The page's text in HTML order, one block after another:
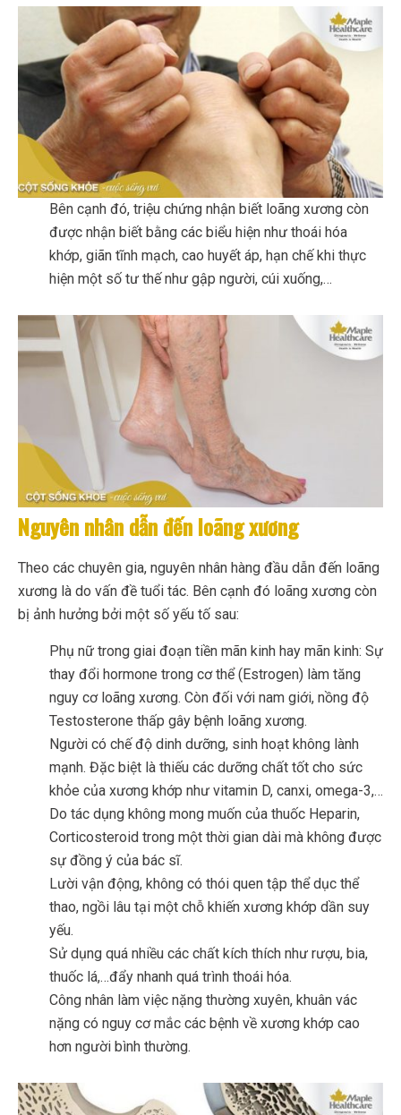
Bên cạnh đó, triệu chứng nhận biết loãng xương còn
được nhận biết bằng các biểu hiện như thoái hóa
khớp, giãn tĩnh mạch, cao huyết áp, hạn chế khi thực
hiện một số tư thế như gập người, cúi xuống,…
Nguyên nhân dẫn đến loãng xương
Theo các chuyên gia, nguyên nhân hàng đầu dẫn đến loãng
xương là do vấn đề tuổi tác. Bên cạnh đó loãng xương còn
bị ảnh hưởng bởi một số yếu tố sau:
Phụ nữ trong giai đoạn tiền mãn kinh hay mãn kinh: Sự
thay đổi hormone trong cơ thể (Estrogen) làm tăng
nguy cơ loãng xương. Còn đối với nam giới, nồng độ
Testosterone thấp gây bệnh loãng xương.
Người có chế độ dinh dưỡng, sinh hoạt không lành
mạnh. Đặc biệt là thiếu các dưỡng chất tốt cho sức
khỏe của xương khớp như vitamin D, canxi, omega-3,…
Do tác dụng không mong muốn của thuốc Heparin,
Corticosteroid trong một thời gian dài mà không được
sự đồng ý của bác sĩ.
Lười vận động, không có thói quen tập thể dục thể
thao, ngồi lâu tại một chỗ khiến xương khớp dần suy
yếu.
Sử dụng quá nhiều các chất kích thích như rượu, bia,
thuốc lá,…đẩy nhanh quá trình thoái hóa.
Công nhân làm việc nặng thường xuyên, khuân vác
nặng có nguy cơ mắc các bệnh về xương khớp cao
hơn người bình thường.